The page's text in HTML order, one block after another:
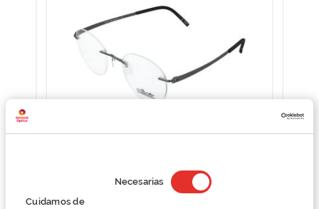
Cuidamos de
de
consentimiento
Necesarias
O preço inclui apenas a armação
286,20 €